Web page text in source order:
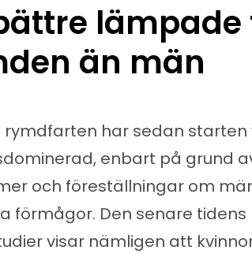
lämpade
än män
har sedan starten
enbart på grund
och föreställningar om
förmågor. Den senare tidens
visar nämligen att